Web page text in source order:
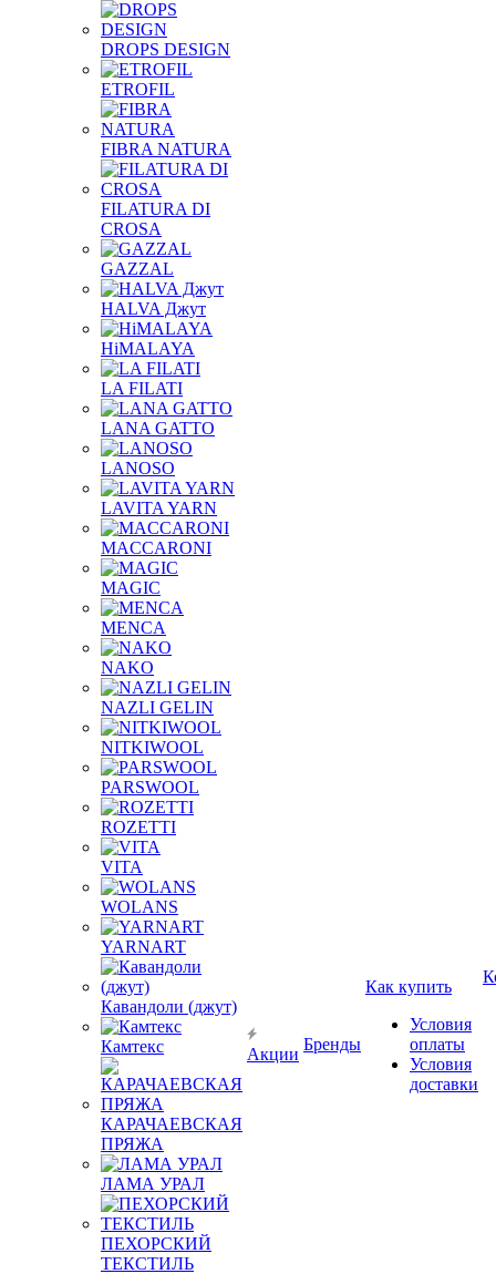
DROPS DESIGN
ETROFIL
FIBRA NATURA
FILATURA DI
CROSA
GAZZAL
HALVA Джут
HiMALAYA
LA FILATI
LANA GATTO
LANOSO
LAVITA YARN
MACCARONI
MAGIC
MENCA
NAKO
NAZLI GELIN
NITKIWOOL
PARSWOOL
ROZETTI
VITA
WOLANS
YARNART
Кавандоли (джут)
Камтекс
КАРАЧАЕВСКАЯ
ПРЯЖА
ЛАМА УРАЛ
ПЕХОРСКИЙ
ТЕКСТИЛЬ
Акции
Бренды
Как купить
Условия
оплаты
Условия
доставки